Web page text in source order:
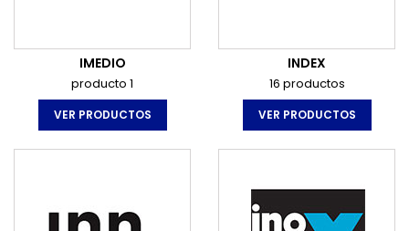
IMEDIO
producto 1
VER PRODUCTOS
INDEX
16 productos
VER PRODUCTOS